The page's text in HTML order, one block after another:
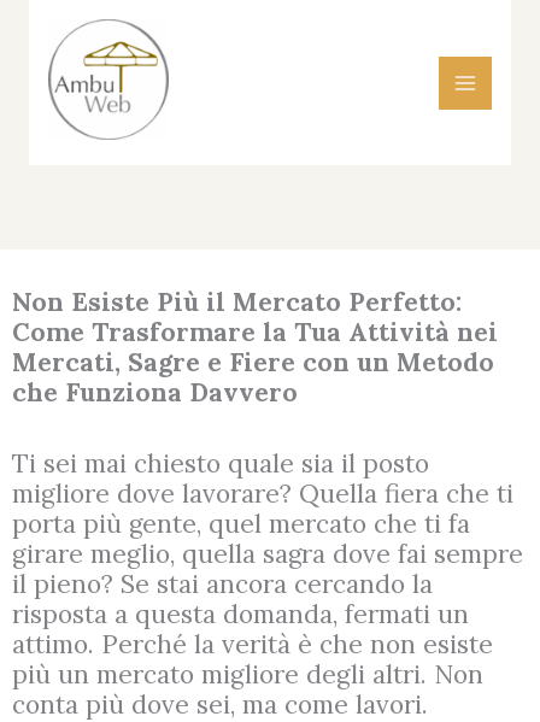
contenuto
Non Esiste Più il Mercato Perfetto:
Come Trasformare la Tua Attività nei
Mercati, Sagre e Fiere con un Metodo
che Funziona Davvero
Ti sei mai chiesto quale sia il posto
migliore dove lavorare? Quella fiera che ti
porta più gente, quel mercato che ti fa
girare meglio, quella sagra dove fai sempre
il pieno? Se stai ancora cercando la
risposta a questa domanda, fermati un
attimo. Perché la verità è che non esiste
più un mercato migliore degli altri. Non
conta più dove sei, ma come lavori.